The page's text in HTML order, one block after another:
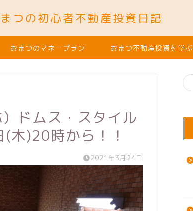
つの初心者不動産投資日記
おまつのマネープラン おまつ不動産投資を学ぶ
）ドムス・スタイル
木)20時から！！
2021年3月24日